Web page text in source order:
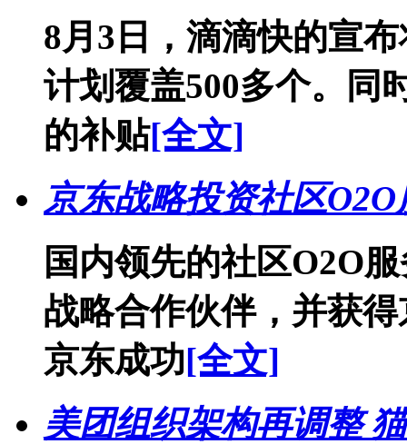
8月3日，滴滴快的宣
计划覆盖500多个。同
的补贴[全文]
京东战略投资社区
国内领先的社区O2O
战略合作伙伴，并获
京东成功[全文]
美团组织架构再调整